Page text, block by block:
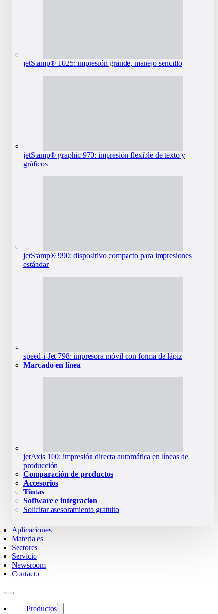
jetStamp® 1025: impresión grande, manejo sencillo
jetStamp® graphic 970: impresión flexible de texto y
gráficos
jetStamp® 990: dispositivo compacto para impresiones
estándar
speed-i-Jet 798: impresora móvil con forma de lápiz
Marcado en línea
jetAxis 100: impresión directa automática en líneas de
producción
Comparación de productos
Accesorios
Tintas
Software e integración
Solicitar asesoramiento gratuito
Aplicaciones
Materiales
Sectores
Servicio
Newsroom
Contacto
Productos